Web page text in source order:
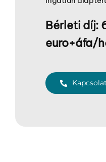
Bérleti díj:
euro+áfa/